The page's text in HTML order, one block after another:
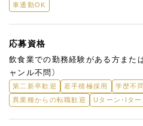
車通勤OK
応募資格
飲食業での勤務経験がある方または
ャンル不問）
第二新卒歓迎 若手積極採用 学歴不問
異業種からの転職歓迎
Uターン・Iタ